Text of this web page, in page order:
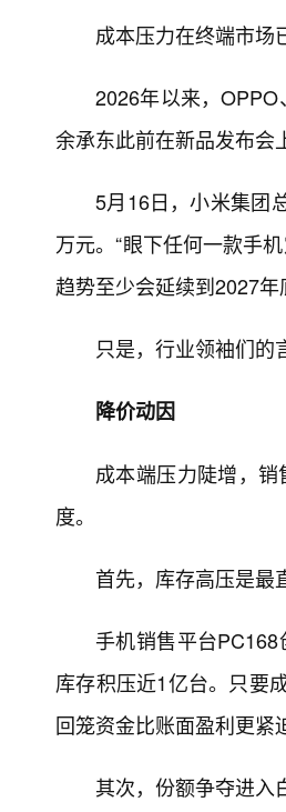
成本压力在终端市场
2026年以来，
余承东此前在新品发布会
5月16日，小米集团
万元。“眼下任何一款手
趋势至少会延续到2027
只是，行业领袖们的
降价动因
成本端压力陡增，
度。
首先，库存高压是最
手机销售平台
库存积压近1亿台。只要
回笼资金比账面盈利更紧
其次，份额争夺进入